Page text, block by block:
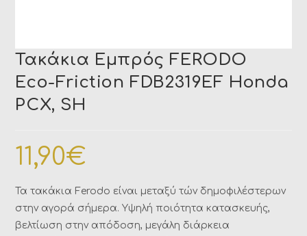
Τακάκια Εμπρός FERODO
Eco-Friction FDB2319EF Honda
PCX, SH
11,90€
Τα τακάκια Ferodo είναι μεταξύ τών δημοφιλέστερων
στην αγορά σήμερα. Υψηλή ποιότητα κατασκευής,
βελτίωση στην απόδοση, μεγάλη διάρκεια